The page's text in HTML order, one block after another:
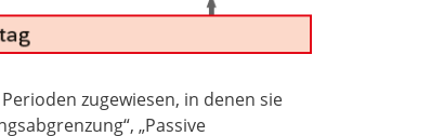
zugewiesen, in denen sie
„Passive